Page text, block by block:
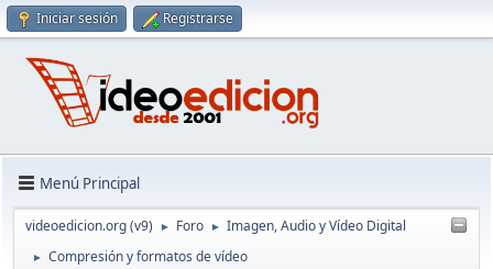
Iniciar sesión Registrarse
Menú Principal
videoedicion.org (v9) ► Foro ► Imagen, Audio y Vídeo Digital
► Compresión y formatos de vídeo